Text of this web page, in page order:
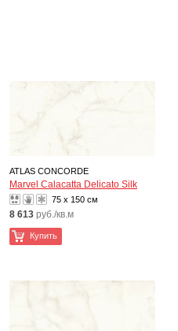
ATLAS CONCORDE
Marvel Calacatta Delicato Silk
75 x 150 см
8 613 руб./кв.м
Купить